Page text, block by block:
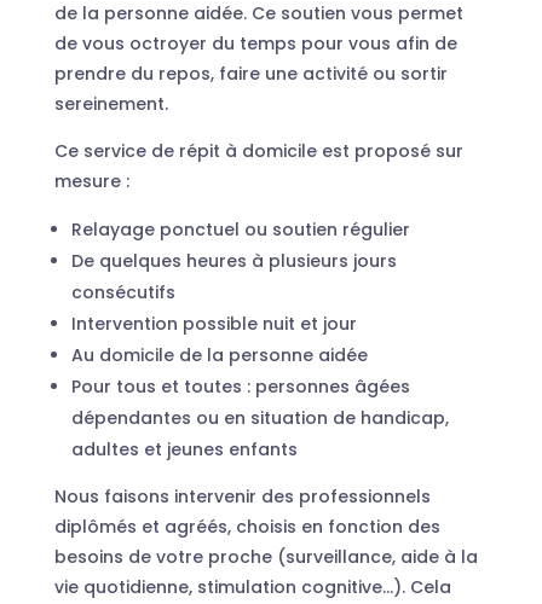
de la personne aidée. Ce soutien vous permet
de vous octroyer du temps pour vous afin de
prendre du repos, faire une activité ou sortir
sereinement.
Ce service de répit à domicile est proposé sur
mesure :
Relayage ponctuel ou soutien régulier
De quelques heures à plusieurs jours
consécutifs
Intervention possible nuit et jour
Au domicile de la personne aidée
Pour tous et toutes : personnes âgées
dépendantes ou en situation de handicap,
adultes et jeunes enfants
Nous faisons intervenir des professionnels
diplômés et agréés, choisis en fonction des
besoins de votre proche (surveillance, aide à la
vie quotidienne, stimulation cognitive…). Cela